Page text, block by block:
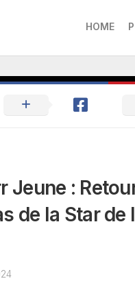
HOME
Jeune :
de la Star de